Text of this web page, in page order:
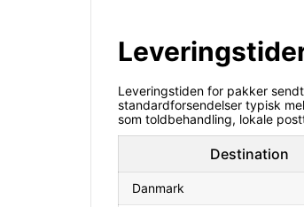
Leveringstiden for pakker
standardforsendelser typisk
som toldbehandling, lokale
Destination
Danmark